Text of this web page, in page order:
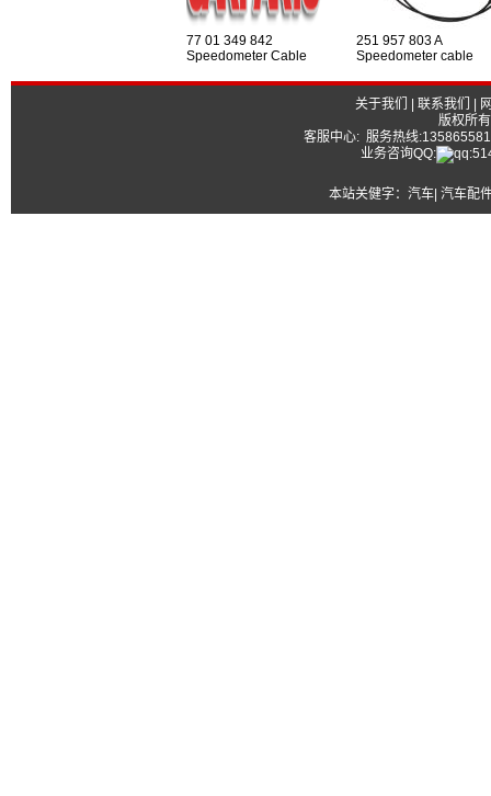
77 01 349 842
Speedometer Cable
251 957 803 A
Speedometer cable
关于我们 联系我们
版权所
客服中心: 服务热线
业务咨询QQ:
本站关健字： 汽车| 汽车配